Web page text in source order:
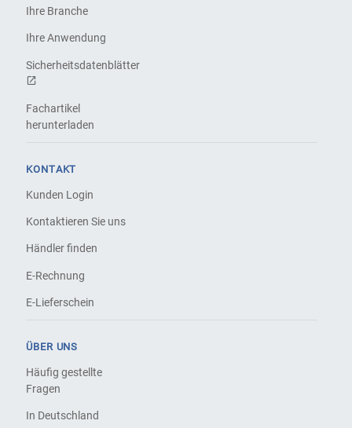
Ihre Branche
Ihre Anwendung
Sicherheitsdatenblätter
Fachartikel
herunterladen
KONTAKT
Kunden Login
Kontaktieren Sie uns
Händler finden
E-Rechnung
E-Lieferschein
ÜBER UNS
Häufig gestellte
Fragen
In Deutschland